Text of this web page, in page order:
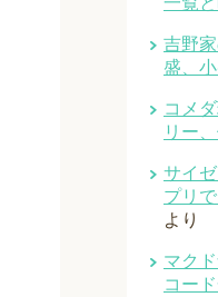
吉野
盛、
コメ
リー
サイ
プリ
より
マク
コー